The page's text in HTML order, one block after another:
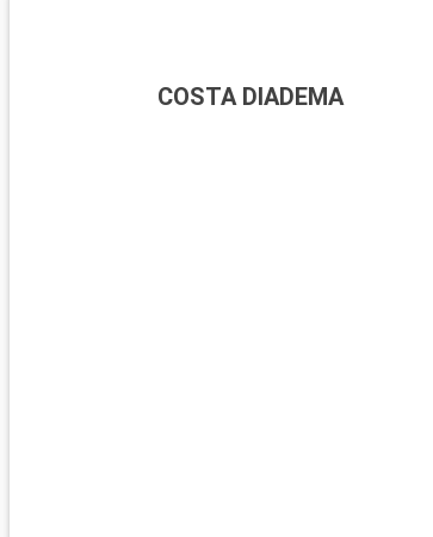
COSTA DIADEMA